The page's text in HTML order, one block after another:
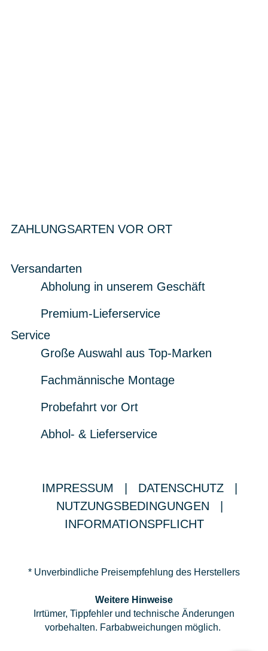
ZAHLUNGSARTEN VOR ORT
Versandarten
Abholung in unserem Geschäft
Premium-Lieferservice
Service
Große Auswahl aus Top-Marken
Fachmännische Montage
Probefahrt vor Ort
Abhol- & Lieferservice
IMPRESSUM DATENSCHUTZ
NUTZUNGSBEDINGUNGEN
INFORMATIONSPFLICHT
* Unverbindliche Preisempfehlung des Herstellers
Weitere Hinweise
Irrtümer, Tippfehler und technische Änderungen
vorbehalten. Farbabweichungen möglich.